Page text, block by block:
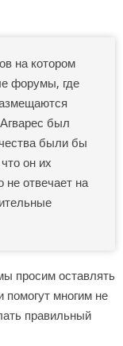
на котором
форумы, где
был
были бы
он их
не отвечает на
просим оставлять
многим не
правильный